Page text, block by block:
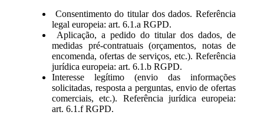
Consentimento do titular dos dados. Referência
legal europeia: art. 6.1.a RGPD.
Aplicação, a pedido do titular dos dados, de
medidas pré-contratuais (orçamentos, notas de
encomenda, ofertas de serviços, etc.). Referência
jurídica europeia: art. 6.1.b RGPD.
Interesse legítimo (envio das informações
solicitadas, resposta a perguntas, envio de ofertas
comerciais, etc.). Referência jurídica europeia:
art. 6.1.f RGPD.